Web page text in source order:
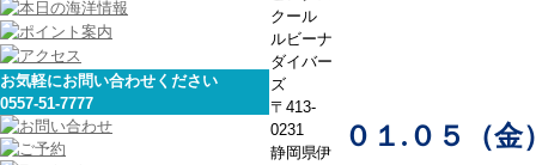
お気軽にお問い合わせください
0557-51-7777
０１.０５（
クール
ルビーナ
ダイバー
ズ
〒413-
0231
静岡県伊